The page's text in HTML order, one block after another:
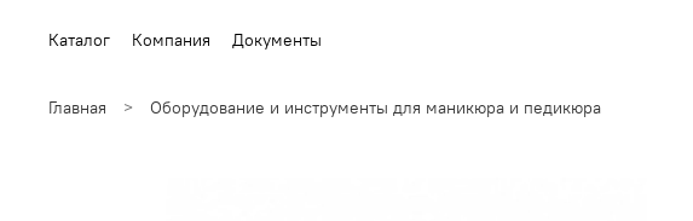
Каталог Компания Документы
Главная Оборудование и инструменты для маникюра и педикюра